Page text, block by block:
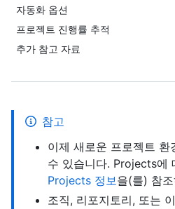
자동화 옵션
프로젝트 진행률 추적
추가 참고 자료
참고
이제 새로운 프로젝트
수 있습니다. Projects에
Projects 정보을(를) 참
조직, 리포지토리, 또는